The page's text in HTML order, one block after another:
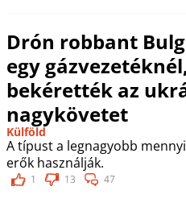
Drón robbant
egy
bekérették az
nagykövetet
Külföld
A típust a legnagyobb
erők használják.
1 13 47